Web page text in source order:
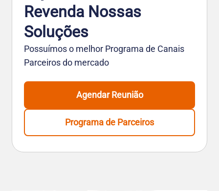
Revenda Nossas
Soluções
Possuímos o melhor Programa de Canais
Parceiros do mercado
Agendar Reunião
Programa de Parceiros